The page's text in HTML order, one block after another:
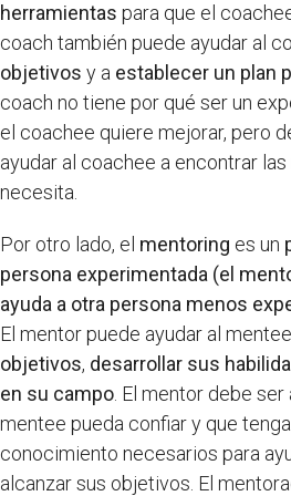
herramientas para que el
coach también puede ayudar al
objetivos y a establecer un plan
coach no tiene por qué ser un
el coachee quiere mejorar, pero
ayudar al coachee a encontrar
necesita.
Por otro lado, el mentoring es un
persona experimentada (el
ayuda a otra persona menos
El mentor puede ayudar al
objetivos, desarrollar sus
en su campo . El mentor debe
mentee pueda confiar y que
conocimiento necesarios para
alcanzar sus objetivos. El